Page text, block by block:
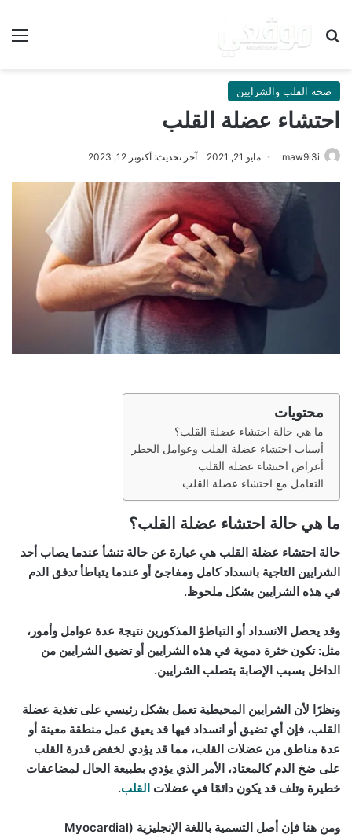
بحث عن
صحة القلب والشرايين
احتشاء عضلة القلب
maw9i3i مايو 21, 2021 آخر تحديث: أكتوبر 12, 2023
محتويات
ما هي حالة احتشاء عضلة القلب؟
أسباب احتشاء عضلة القلب وعوامل الخطر
أعراض احتشاء عضلة القلب
التعامل مع احتشاء عضلة القلب
ما هي حالة احتشاء عضلة القلب؟
حالة احتشاء عضلة القلب هي عبارة عن حالة تنشأ عندما يصاب أحد
الشرايين التاجية بانسداد كامل ومفاجئ أو عندما يتباطأ تدفق الدم
في هذه الشرايين بشكل ملحوظ.
وقد يحصل الانسداد أو التباطؤ المذكورين نتيجة عدة عوامل وأمور،
مثل: تكون خثرة دموية في هذه الشرايين أو تضيق الشرايين من
الداخل بسبب الإصابة بتصلب الشرايين.
ونظرًا لأن الشرايين المحيطية تعمل بشكل رئيسي على تغذية عضلة
القلب، فإن أي تضيق أو انسداد فيها قد يعيق عمل منطقة معينة أو
عدة مناطق من عضلات القلب، مما قد يؤدي لخفض قدرة القلب
على ضخ الدم كالمعتاد، الأمر الذي يؤدي بطبيعة الحال لمضاعفات
خطيرة وتلف قد يكون دائمًا في عضلات القلب.
ومن هنا فإن أصل التسمية باللغة الإنجليزية (Myocardial